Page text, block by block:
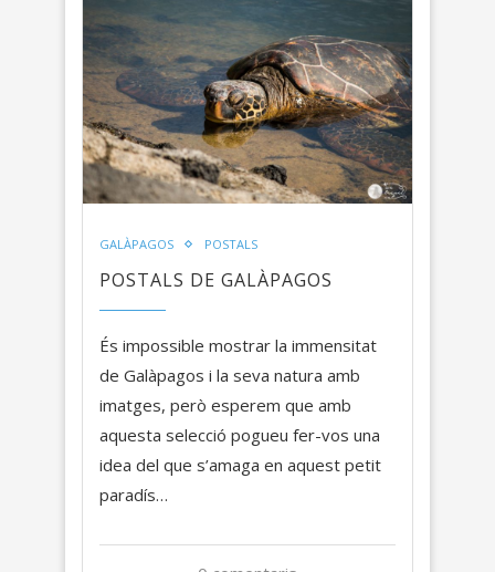
GALÀPAGOS POSTALS
POSTALS DE GALÀPAGOS
És impossible mostrar la immensitat
de Galàpagos i la seva natura amb
imatges, però esperem que amb
aquesta selecció pogueu fer-vos una
idea del que s’amaga en aquest petit
paradís…